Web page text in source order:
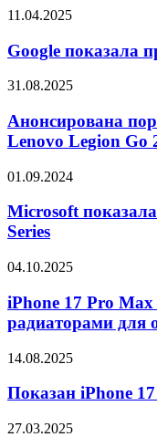
Google
прототип
умных
очков
11.04.2025
Google показала
Анонсирована
игровая
консоль
Lenovo
Go
31.08.2025
Анонсирована
Lenovo Legion Go
Microsoft
3
новые
консоли
Xbox
01.09.2024
Microsoft
Series
iPhone
Pro
Max
оборудовали
радиаторами
охлаждения
04.10.2025
iPhone 17 Pro
радиаторами для
Показан
17
в
14.08.2025
Показан iPhone
Apple,
27.03.2025